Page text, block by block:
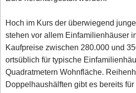
Hoch im Kurs der überwiegend
stehen vor allem Einfamilienhäuser
Kaufpreise zwischen 280.000 und
ortsüblich für typische
Quadratmetern Wohnfläche.
Doppelhaushälften gibt es bereits